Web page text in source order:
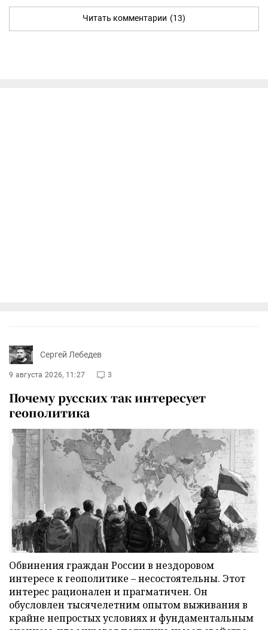
Читать комментарии (13)
Сергей Лебедев
9 августа 2026, 11:27 3
Почему русских так интересует
геополитика
Обвинения граждан России в нездоровом
интересе к геополитике – несостоятельны. Этот
интерес рационален и прагматичен. Он
обусловлен тысячелетним опытом выживания в
крайне непростых условиях и фундаментальным